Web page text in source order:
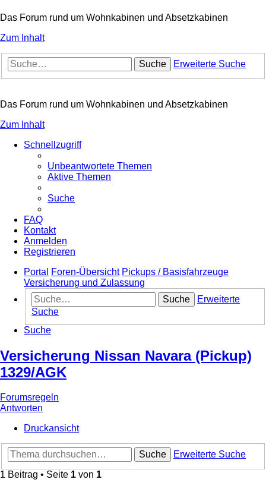
Das Forum rund um Wohnkabinen und Absetzkabinen
Zum Inhalt
Suche Erweiterte Suche
Das Forum rund um Wohnkabinen und Absetzkabinen
Zum Inhalt
Schnellzugriff
Unbeantwortete Themen
Aktive Themen
Suche
FAQ
Kontakt
Anmelden
Registrieren
Portal
Foren-Übersicht Pickups / Basisfahrzeuge
Versicherung und Zulassung
Suche
Erweiterte
Suche
Suche
Versicherung Nissan Navara (Pickup)
1329/AGK
Forumsregeln
Antworten
Druckansicht
Suche
Erweiterte Suche
1 Beitrag • Seite 1 von 1